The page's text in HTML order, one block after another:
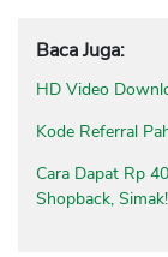
Baca Juga:
HD Video
Kode Referral
Cara Dapat Rp
Shopback, Simak!